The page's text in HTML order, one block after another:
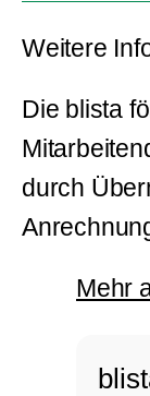
Weitere
Die blista
durch
Mehr